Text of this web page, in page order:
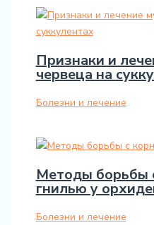
Признаки и
червеца на
Болезни и лечение
Методы борьбы
гнилью у
Болезни и лечение